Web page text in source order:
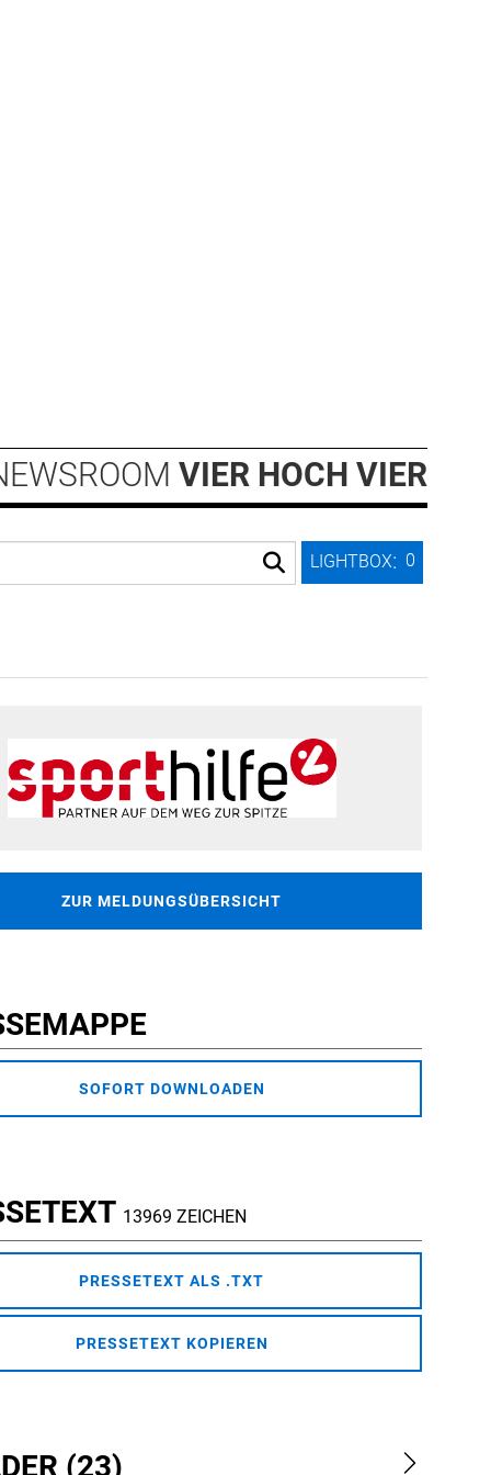
LIGHTBOX: 0
VIER HOCH VIER
ZUR MELDUNGSÜBERSICHT
SOFORT DOWNLOADEN
13969 ZEICHEN
PRESSETEXT ALS .TXT
PRESSETEXT KOPIEREN
(23)